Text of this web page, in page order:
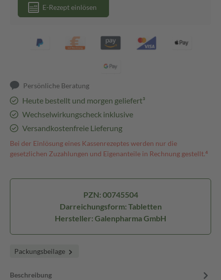
E-Rezept einlösen
Persönliche Beratung
Heute bestellt und morgen geliefert³
Wechselwirkungscheck inklusive
Versandkostenfreie Lieferung
Bei der Einlösung eines Kassenrezeptes werden nur die
gesetzlichen Zuzahlungen und Eigenanteile in Rechnung gestellt.⁴
PZN: 00745504
Darreichungsform: Tabletten
Hersteller: Galenpharma GmbH
Packungsbeilage
Beschreibung